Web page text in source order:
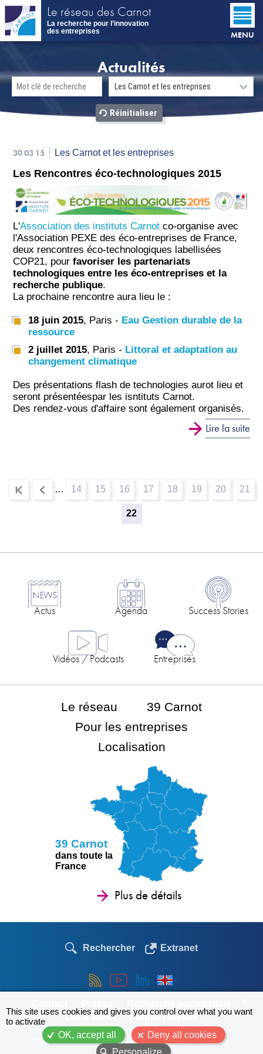
Aller
contenu
principal
Le réseau des Carnot
La recherche pour l’innovation
des entreprises
MENU
Actualités
30 03 15 Les Carnot et les entreprises
Les Rencontres éco-technologiques 2015
L'Association des instituts Carnot co-organise avec
l'Association PEXE des éco-entreprises de France,
deux rencontres éco-technologiques labellisées
COP21, pour favoriser les partenariats
technologiques entre les éco-entreprises et la
recherche publique.
La prochaine rencontre aura lieu le :
18 juin 2015, Paris - Eau Gestion durable de la
ressource
2 juillet 2015, Paris - Littoral et adaptation au
changement climatique
Des présentations flash de technologies aurot lieu et
seront présentéespar les isntituts Carnot.
Des rendez-vous d'affaire sont également organisés.
Lire la suite
Pagination
… Page
14 Page
15 Page
16 Page
17 Page
18 Page
19 Page
20 21
Page
22
Actus Agenda Success Stories
Vidéos / Podcasts Entreprises
Le réseau
39 Carnot
Pour les entreprises
Localisation
39 Carnot
dans toute la
France
Plus de détails
Rechercher Extranet
Liens utiles
Emploi / thèses
© Le réseau des Carnot 2026
Plan du site
Mentions légales - Statuts Gestion
This site uses cookies and gives you control over what you want
to activate
OK, accept all
Deny all cookies
Personalize